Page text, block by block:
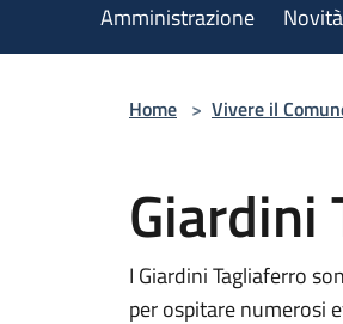
Amministrazione Novità
Home > Vivere il
Giardini
I Giardini Tagliaferro
per ospitare numerosi